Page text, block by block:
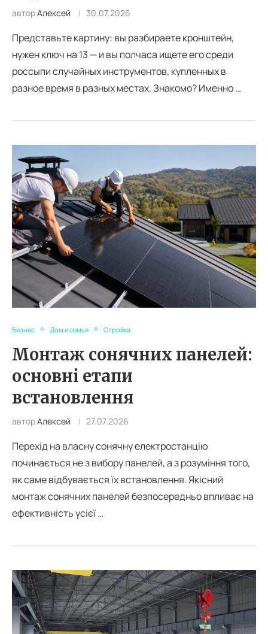
авторАлексей 30.07.2026
Представьте картину: вы разбираете кронштейн,
нужен ключ на 13 — и вы полчаса ищете его среди
россыпи случайных инструментов, купленных в
разное время в разных местах. Знакомо? Именно …
Бизнес Дом и семья Стройка
Монтаж сонячних панелей:
основні етапи
встановлення
авторАлексей 27.07.2026
Перехід на власну сонячну електростанцію
починається не з вибору панелей, а з розуміння того,
як саме відбувається їх встановлення. Якісний
монтаж сонячних панелей безпосередньо впливає на
ефективність усієї …